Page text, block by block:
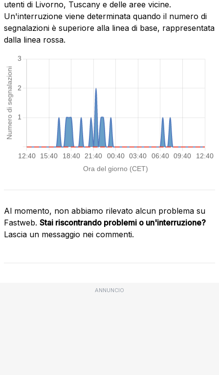
utenti di Livorno, Tuscany e delle aree vicine.
Un'interruzione viene determinata quando il numero di
segnalazioni è superiore alla linea di base, rappresentata
dalla linea rossa.
Al momento, non abbiamo rilevato alcun problema su
Fastweb. Stai riscontrando problemi o un'interruzione?
Lascia un messaggio nei commenti.
ANNUNCIO